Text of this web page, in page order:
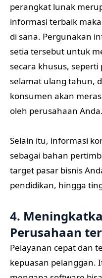
perangkat lunak
informasi terbaik
di sana. Pergunakan
setia tersebut untuk
secara khusus,
selamat ulang tahun,
konsumen akan
oleh perusahaan Anda.
Selain itu, informasi
sebagai bahan
target pasar bisnis
pendidikan, hingga
4.
Perusahaan
Pelayanan cepat dan
kepuasan pelanggan.